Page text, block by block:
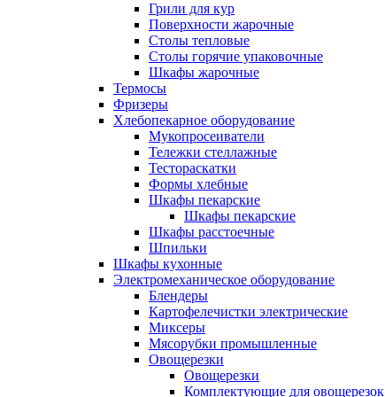
Грили для кур
Поверхности жарочные
Столы тепловые
Столы горячие упаковочные
Шкафы жарочные
Термосы
Фризеры
Хлебопекарное оборудование
Мукопросеиватели
Тележки стеллажные
Тестораскатки
Формы хлебные
Шкафы пекарские
Шкафы пекарские
Шкафы расстоечные
Шпильки
Шкафы кухонные
Электромеханическое оборудование
Блендеры
Картофелечистки электрические
Миксеры
Мясорубки промышленные
Овощерезки
Овощерезки
Комплектующие для овощерезок